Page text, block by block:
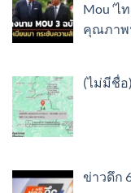
Mou ‘ไ
คุณภาพ
(ไม่มีชื่อ)
ข่าวดึก